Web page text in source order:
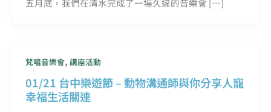
五月底，我們在清水完成了一場久違的音樂會 […]
梵唱音樂會, 講座活動
01/21 台中樂遊節 – 動物溝通師與你分享人寵
幸福生活關連